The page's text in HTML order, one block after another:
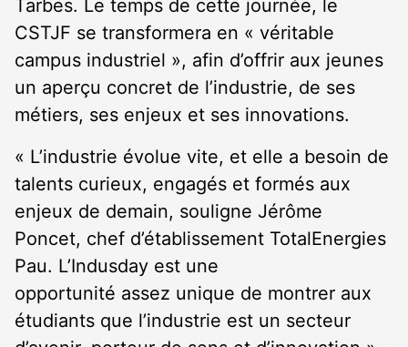
Tarbes. Le temps de cette journée, le
CSTJF se transformera en « véritable
campus industriel », afin d’offrir aux jeunes
un aperçu concret de l’industrie, de ses
métiers, ses enjeux et ses innovations.
« L’industrie évolue vite, et elle a besoin de
talents curieux, engagés et formés aux
enjeux de demain, souligne Jérôme
Poncet, chef d’établissement TotalEnergies
Pau. L’Indusday est une
opportunité assez unique de montrer aux
étudiants que l’industrie est un secteur